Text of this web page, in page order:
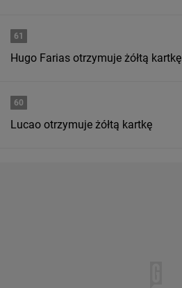
61
Hugo Farias otrzymuje żółtą kartkę
60
Lucao otrzymuje żółtą kartkę